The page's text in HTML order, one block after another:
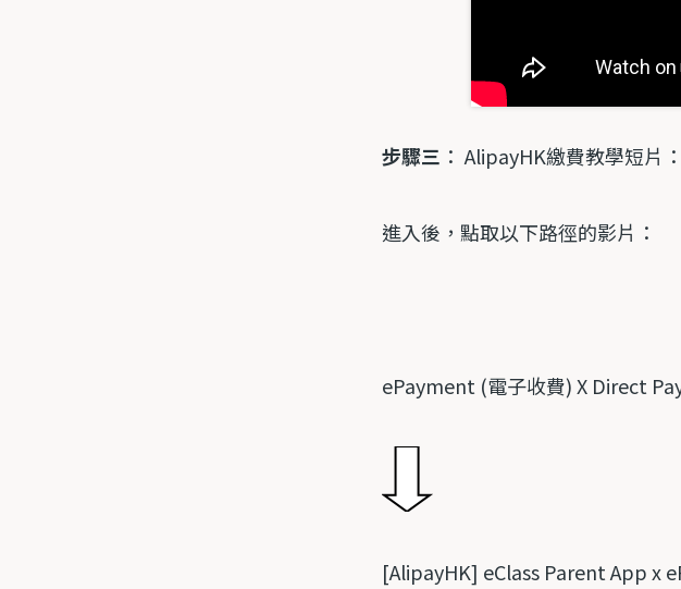
步驟三 ： AlipayHK繳費教學短片：
進入後，點取以下路徑的影片：
ePayment (電子收費) X Direct
[AlipayHK] eClass Parent App x